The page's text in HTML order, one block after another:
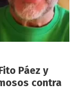
Páez y
contra